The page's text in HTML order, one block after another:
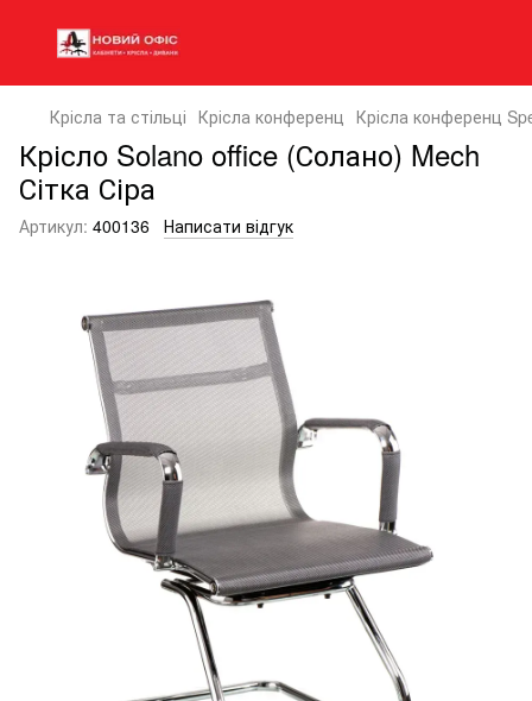
Крісла та стільці Крісла конференц Крісла конференц
Крісло Solano office (Солано) Mech
Сітка Сіра
Артикул: 400136 Написати відгук